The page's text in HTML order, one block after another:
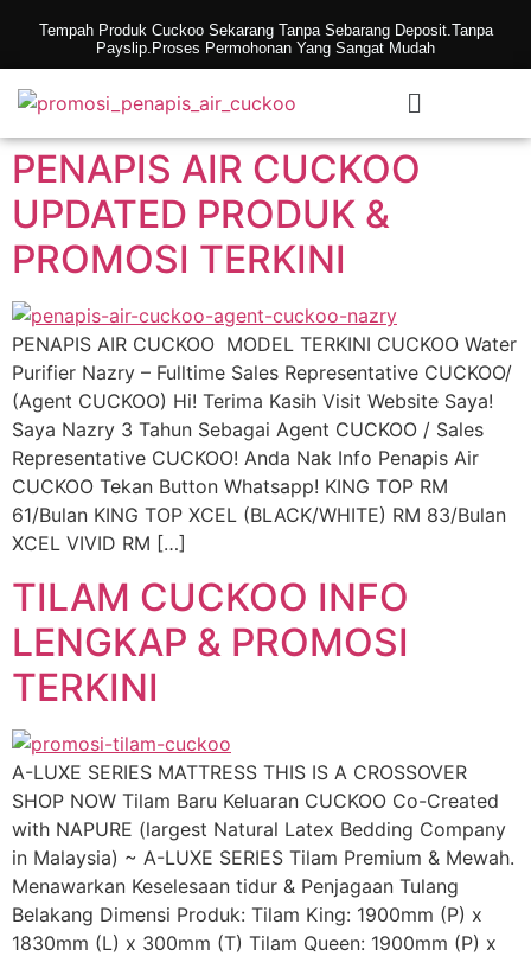
Tempah Produk Cuckoo Sekarang Tanpa Sebarang Deposit.Tanpa
Payslip.Proses Permohonan Yang Sangat Mudah
PENAPIS AIR CUCKOO
UPDATED PRODUK &
PROMOSI TERKINI
PENAPIS AIR CUCKOO MODEL TERKINI CUCKOO Water
Purifier Nazry – Fulltime Sales Representative CUCKOO/
(Agent CUCKOO) Hi! Terima Kasih Visit Website Saya!
Saya Nazry 3 Tahun Sebagai Agent CUCKOO / Sales
Representative CUCKOO! Anda Nak Info Penapis Air
CUCKOO Tekan Button Whatsapp! KING TOP RM
61/Bulan KING TOP XCEL (BLACK/WHITE) RM 83/Bulan
XCEL VIVID RM […]
TILAM CUCKOO INFO
LENGKAP & PROMOSI
TERKINI
A-LUXE SERIES MATTRESS THIS IS A CROSSOVER
SHOP NOW Tilam Baru Keluaran CUCKOO Co-Created
with NAPURE (largest Natural Latex Bedding Company
in Malaysia) ~ A-LUXE SERIES Tilam Premium & Mewah.
Menawarkan Keselesaan tidur & Penjagaan Tulang
Belakang Dimensi Produk: Tilam King: 1900mm (P) x
1830mm (L) x 300mm (T) Tilam Queen: 1900mm (P) x